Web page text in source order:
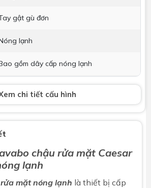
gật gù đơn
lạnh
gồm dây cấp nóng lạnh
bộ xả nhấn
để xem chính sách bảo hành
chi tiết cấu hình
chậu rửa mặt Caesar
lạnh
mặt nóng lạnh là thiết bị cấp